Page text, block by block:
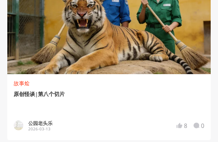
故事烩
原创怪谈|第八个切片
公园老头乐
2026-03-13 8 0